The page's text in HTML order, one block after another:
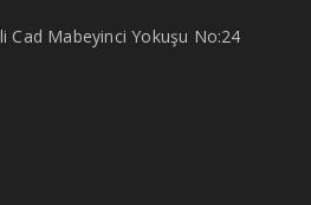
Cad Mabeyinci Yokuşu No:24